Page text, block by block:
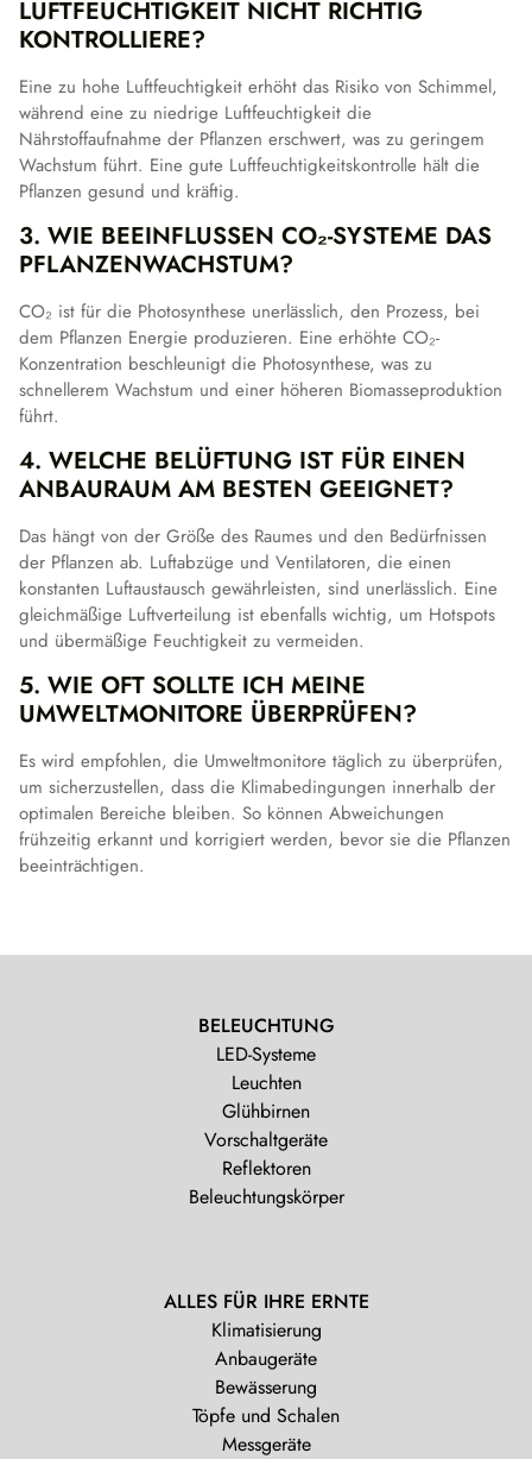
LUFTFEUCHTIGKEIT NICHT RICHTIG
KONTROLLIERE?
Eine zu hohe Luftfeuchtigkeit erhöht das Risiko von Schimmel,
während eine zu niedrige Luftfeuchtigkeit die
Nährstoffaufnahme der Pflanzen erschwert, was zu geringem
Wachstum führt. Eine gute Luftfeuchtigkeitskontrolle hält die
Pflanzen gesund und kräftig.
3. WIE BEEINFLUSSEN CO₂-SYSTEME DAS
PFLANZENWACHSTUM?
CO₂ ist für die Photosynthese unerlässlich, den Prozess, bei
dem Pflanzen Energie produzieren. Eine erhöhte CO₂-
Konzentration beschleunigt die Photosynthese, was zu
schnellerem Wachstum und einer höheren Biomasseproduktion
führt.
4. WELCHE BELÜFTUNG IST FÜR EINEN
ANBAURAUM AM BESTEN GEEIGNET?
Das hängt von der Größe des Raumes und den Bedürfnissen
der Pflanzen ab. Luftabzüge und Ventilatoren, die einen
konstanten Luftaustausch gewährleisten, sind unerlässlich. Eine
gleichmäßige Luftverteilung ist ebenfalls wichtig, um Hotspots
und übermäßige Feuchtigkeit zu vermeiden.
5. WIE OFT SOLLTE ICH MEINE
UMWELTMONITORE ÜBERPRÜFEN?
Es wird empfohlen, die Umweltmonitore täglich zu überprüfen,
um sicherzustellen, dass die Klimabedingungen innerhalb der
optimalen Bereiche bleiben. So können Abweichungen
frühzeitig erkannt und korrigiert werden, bevor sie die Pflanzen
beeinträchtigen.
BELEUCHTUNG
LED-Systeme
Leuchten
Glühbirnen
Vorschaltgeräte
Reflektoren
Beleuchtungskörper
ALLES FÜR IHRE ERNTE
Klimatisierung
Anbaugeräte
Bewässerung
Töpfe und Schalen
Messgeräte